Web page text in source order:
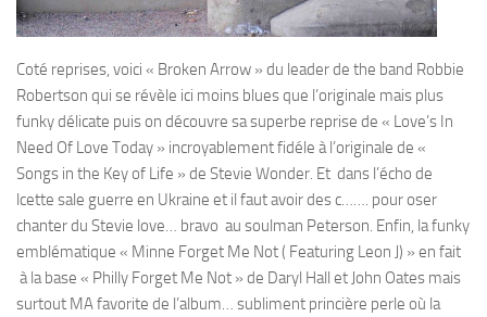
Coté reprises, voici « Broken Arrow » du leader de the band Robbie
Robertson qui se révèle ici moins blues que l’originale mais plus
funky délicate puis on découvre sa superbe reprise de « Love’s In
Need Of Love Today » incroyablement fidéle à l’originale de «
Songs in the Key of Life » de Stevie Wonder. Et dans l’écho de
lcette sale guerre en Ukraine et il faut avoir des c……. pour oser
chanter du Stevie love… bravo au soulman Peterson. Enfin, la funky
emblématique « Minne Forget Me Not ( Featuring Leon J) » en fait
à la base « Philly Forget Me Not » de Daryl Hall et John Oates mais
surtout MA favorite de l’album… subliment princière perle où la